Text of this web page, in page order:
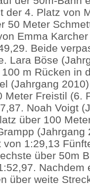
der 4. Platz von
50 Meter
Emma
Beide
Lara Böse
m Rücken in
(Jahrgang
Meter Freistil (6.
Noah Voigt
über 100
(Jahrgang
1:29,13
über 50m
Nachdem
über weite